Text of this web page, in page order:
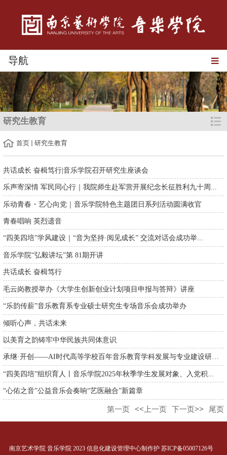
导航
研究生教育
首页 研究生教育
共话成长 奋楫笃行|音乐学院召开研究生座谈会
乐声寄深情 军民同心行｜我院师生赴军营开展纪念长征胜利九十周...
乐动青春・艺心向党｜音乐学院特色主题团日系列活动圆满收官
青春唱响 英烈遗音
“四美四培”学风建设｜“音为坚持·阅见成长” 交流对话会成功举...
音乐学院“弘毅讲坛”第 81期开讲
共话成长 奋楫笃行
毛云岗教授举办《大学生创新创业计划项目申报与答辩》讲座
“乐韵传薪”音乐教育系专业硕士研究生专场音乐会成功举办
倾听心声，共话未来
以美育之韵铸牢中华民族共同体意识
承继·开创——AI时代高等学校百年音乐教育学科发展与专业建设研讨...
“四美四培”组织育人丨音乐学院2025年秋季学生发展对象、入党积...
“心佑之音”公益音乐会奏响“艺医融合”新篇章
第一页 <<上一页 下一页>> 尾页
南京艺术学院 音乐学院 2023 信息化建设管理中心制作护 苏ICP备05007126号